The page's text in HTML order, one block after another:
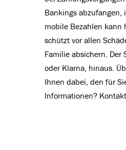
Bankings abzufangen,
mobile Bezahlen kann
schützt vor allen
Familie absichern. Der
oder Klarna, hinaus.
Ihnen dabei, den für
Informationen?